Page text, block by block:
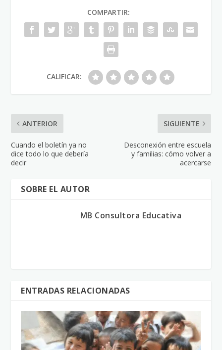
COMPARTIR:
CALIFICAR:
ANTERIOR
Cuando el boletín ya no
dice todo lo que debería
decir
SIGUIENTE
Desconexión entre escuela
y familias: cómo volver a
acercarse
SOBRE EL AUTOR
MB Consultora Educativa
ENTRADAS RELACIONADAS